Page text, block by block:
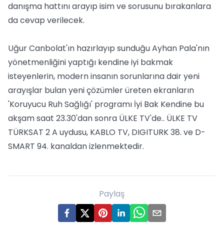
danışma hattını arayıp isim ve sorusunu bırakanlara
da cevap verilecek.
Uğur Canbolat'ın hazırlayıp sunduğu Ayhan Pala'nın
yönetmenliğini yaptığı kendine iyi bakmak
isteyenlerin, modern insanın sorunlarına dair yeni
arayışlar bulan yeni çözümler üreten ekranların
'Koruyucu Ruh Sağlığı' programı İyi Bak Kendine bu
akşam saat 23.30'dan sonra ÜLKE TV'de.. ÜLKE TV
TÜRKSAT 2 A uydusu, KABLO TV, DIGITURK 38. ve D-
SMART 94. kanaldan izlenmektedir.
Paylaş